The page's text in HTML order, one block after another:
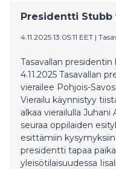
Presidentti Stubb
4.11.2025 13:05:11 EET |
Tasavallan
4.11.2025 Tasavallan
vierailee Pohjois-
Vierailu käynnistyy
alkaa vierailulla
seuraa oppilaiden
esittämiin
presidentti tapaa
yleisötilaisuudessa